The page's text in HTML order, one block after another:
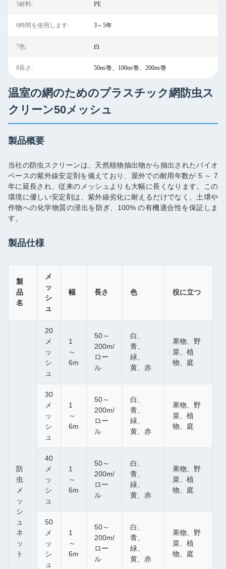
5材料: PE
6時間を使用します: 3～5年
7色: 白
8長さ: 50m/巻、100m/巻、200m/巻
温室の網のためのプラスチック網防虫ス
クリーン50メッシュ
製品概要
当社の防虫スクリーンは、天然植物抽出物から抽出されたバイオ
ベースの紫外線安定剤を備えており、屋外での耐用年数が 5 ～ 7
年に延長され、従来のメッシュよりも大幅に長くなります。この
環境に優しい安定剤は、紫外線劣化に耐えるだけでなく、土壌や
作物への化学物質の浸出を防ぎ、100% の有機適合性を保証しま
す。
製品仕様
製
品
名
メ
ッ
シ
ュ
幅 長さ 色 役に立つ
防
虫
メ
ッ
シ
ュ
ネ
ッ
ト
20
メ
ッ
シ
ュ
1
～
6m
50～
200m/
ロー
ル
白、
青、
緑、
黄、赤
果物、野
菜、植
物、庭
30
メ
ッ
シ
ュ
1
～
6m
50～
200m/
ロー
ル
白、
青、
緑、
黄、赤
果物、野
菜、植
物、庭
40
メ
ッ
シ
ュ
1
～
6m
50～
200m/
ロー
ル
白、
青、
緑、
黄、赤
果物、野
菜、植
物、庭
50
メ
ッ
シ
ュ
1
～
6m
50～
200m/
ロー
ル
白、
青、
緑、
黄、赤
果物、野
菜、植
物、庭